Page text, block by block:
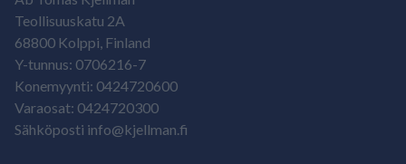
Teollisuuskatu 2A
68800 Kolppi, Finland
Y-tunnus: 0706216-7
Konemyynti: 0424720600
Varaosat: 0424720300
Sähköposti info@kjellman.fi